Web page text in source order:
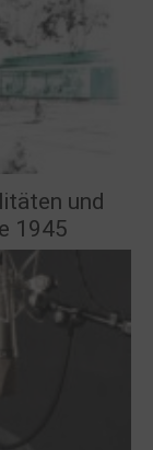
und
1945